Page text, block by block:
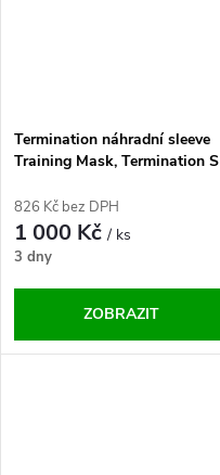
Termination náhradní sleeve
Training Mask, Termination S
826 Kč bez DPH
1 000 Kč/ ks
3 dny
ZOBRAZIT